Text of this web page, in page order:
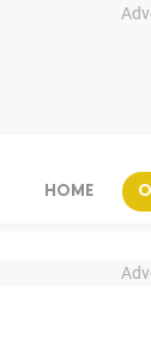
HOME